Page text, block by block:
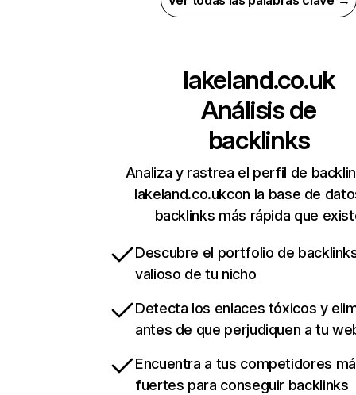
lakeland.co.uk
Análisis de
backlinks
Analiza y rastrea el perfil de
lakeland.co.ukcon la base de
backlinks más rápida que
Descubre el portfolio de
valioso de tu nicho
Detecta los enlaces tóxicos y
antes de que perjudiquen a tu
Encuentra a tus competidores
fuertes para conseguir backlinks